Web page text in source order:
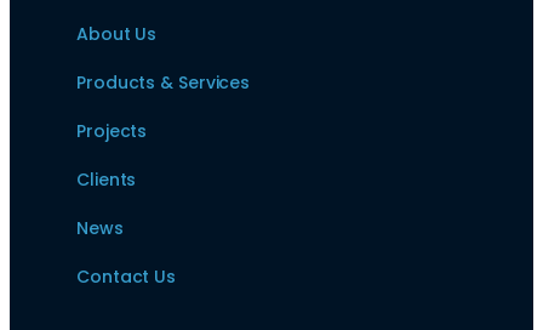
About Us
Products & Services
Projects
Clients
News
Contact Us